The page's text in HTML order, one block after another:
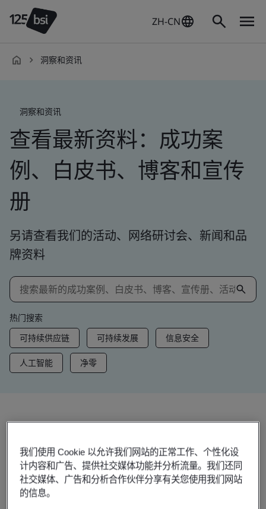
ZH-CN
洞察和资讯
洞察和资讯
查看最新资料：成功案
例、白皮书、博客和宣传
册
另请查看我们的活动、网络研讨会、新闻和品
牌资料
热门搜索
可持续供应链
可持续发展 信息安全
人工智能 净零
趋势洞察
查看洞察和资讯
我们使用 Cookie 以允许我们网站的正常工作、个性化设
计内容和广告、提供社交媒体功能并分析流量。我们还同
社交媒体、广告和分析合作伙伴分享有关您使用我们网站
的信息。